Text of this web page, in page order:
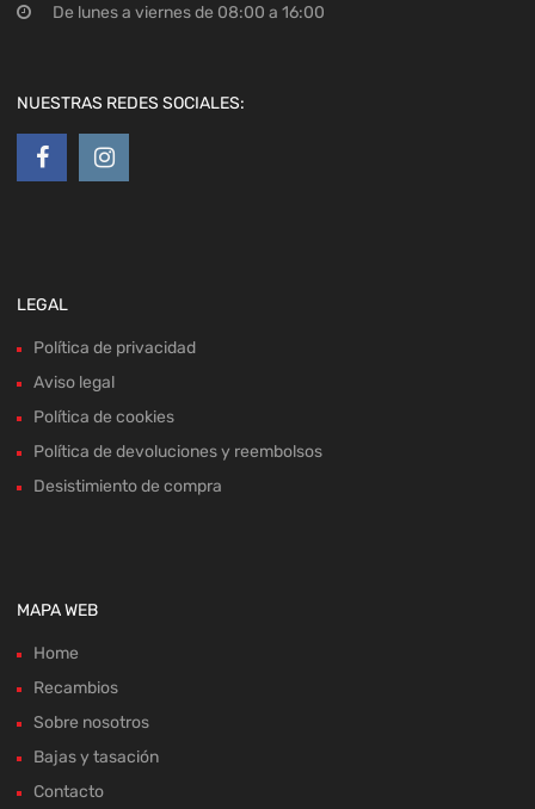
De lunes a viernes de 08:00 a 16:00
NUESTRAS REDES SOCIALES:
LEGAL
Política de privacidad
Aviso legal
Política de cookies
Política de devoluciones y reembolsos
Desistimiento de compra
MAPA WEB
Home
Recambios
Sobre nosotros
Bajas y tasación
Contacto